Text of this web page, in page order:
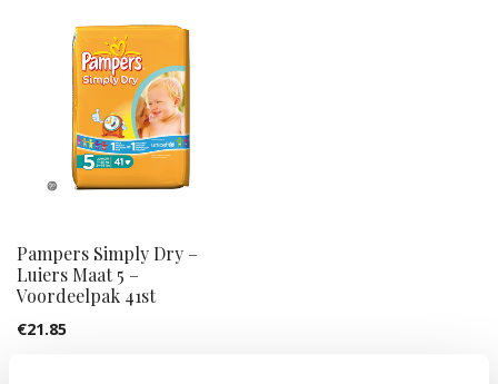
Pampers Simply Dry –
Luiers Maat 5 –
Voordeelpak 41st
€21.85